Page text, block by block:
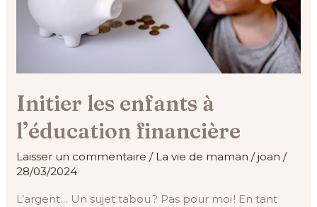
Initier les enfants à
l’éducation financière
Laisser un commentaire / La vie de maman /joan/
28/03/2024
L’argent… Un sujet tabou ? Pas pour moi ! En tant